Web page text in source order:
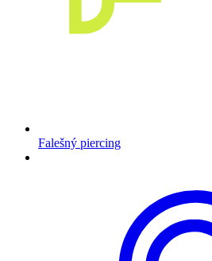
Falešný piercing